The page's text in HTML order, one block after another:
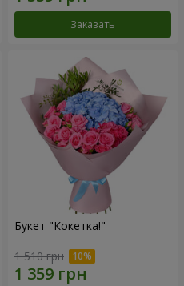
Заказать
Букет "Кокетка!"
1 510 грн